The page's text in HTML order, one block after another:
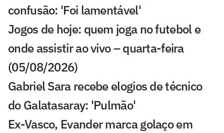
confusão: 'Foi lamentável'
Jogos de hoje: quem joga no futebol e
onde assistir ao vivo – quarta-feira
(05/08/2026)
Gabriel Sara recebe elogios de técnico
do Galatasaray: 'Pulmão'
Ex-Vasco, Evander marca golaço em